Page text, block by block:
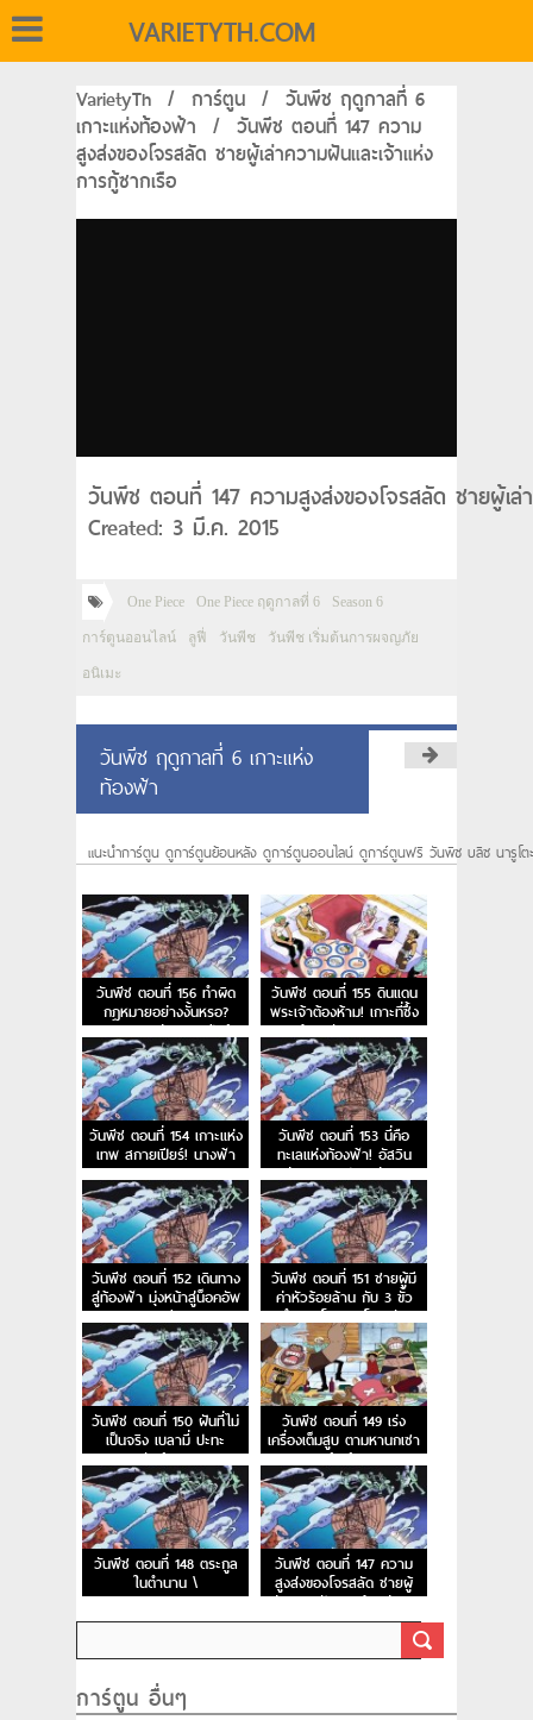
VARIETYTH.COM
VarietyTh / การ์ตูน / วันพีช ฤดูกาลที่ 6
เกาะแห่งท้องฟ้า / วันพีช ตอนที่ 147 ความ
สูงส่งของโจรสลัด ชายผู้เล่าความฝันและเจ้าแห่ง
การกู้ซากเรือ
วันพีช ตอนที่ 147 ความสูงส่งของโจรสลัด ชายผู้เล่
Created: 3 มี.ค. 2015
One Piece One Piece ฤดูกาลที่ 6 Season 6
การ์ตูนออนไลน์ ลูฟี่ วันพีช วันพีช เริ่มต้นการผจญภัย
อนิเมะ
วันพีช ฤดูกาลที่ 6 เกาะแห่ง
ท้องฟ้า
แนะนำการ์ตูน ดูการ์ตูนย้อนหลัง ดูการ์ตูนออนไลน์ ดูการ์ตูนฟรี วันพีซ บลีซ นารูโตะ
วันพีช ตอนที่ 156 ทำผิด
กฎหมายอย่างงั้นหรอ?
กฎหมายแห่งสกายเปียร์
วันพีช ตอนที่ 155 ดินแดน
พระเจ้าต้องห้าม! เกาะที่ซึ้ง
พระเจ้าอาศัย และ การลง
ทัณต์จากสวรรค์
วันพีช ตอนที่ 154 เกาะแห่ง
เทพ สกายเปียร์! นางฟ้า
ของหาดเมฆ
วันพีช ตอนที่ 153 นี่คือ
ทะเลแห่งท้องฟ้า! อัสวิน
แห่งนภาและประตูสู่สรวง
สวรรค์
วันพีช ตอนที่ 152 เดินทาง
สู่ท้องฟ้า มุ่งหน้าสู่น็อคอัพ
สตรีม
วันพีช ตอนที่ 151 ชายผู้มี
ค่าหัวร้อยล้าน กับ 3 ขั้ว
อำนาจโลกและโจรสลัด
หนวดดำ
วันพีช ตอนที่ 150 ฝันที่ไม่
เป็นจริง เบลามี่ ปะทะ
สหพันธ์ลิงภูเขา
วันพีช ตอนที่ 149 เร่ง
เครื่องเต็มสูบ ตามหานกเซา
ท์เบิร์ด
วันพีช ตอนที่ 148 ตระกูล
ในตำนาน \
วันพีช ตอนที่ 147 ความ
สูงส่งของโจรสลัด ชายผู้
เล่าความฝันและเจ้าแห่งการ
กู้ซากเรือ
การ์ตูน อื่นๆ